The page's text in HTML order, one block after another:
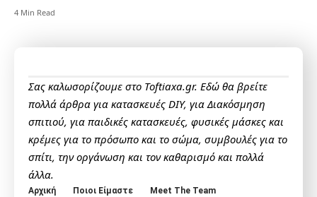
4 Min Read
Σας καλωσορίζουμε στο Toftiaxa.gr. Εδώ θα βρείτε
πολλά άρθρα για κατασκευές DIY, για Διακόσμηση
σπιτιού, για παιδικές κατασκευές, φυσικές μάσκες και
κρέμες για το πρόσωπο και το σώμα, συμβουλές για το
σπίτι, την οργάνωση και τον καθαρισμό και πολλά
άλλα.
Αρχική Ποιοι Είμαστε Meet The Team